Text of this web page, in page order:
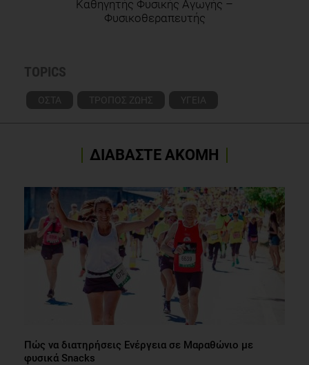
Καθηγητής Φυσικής Αγωγής –
Φυσικοθεραπευτής
TOPICS
ΟΣΤΑ ΤΡΟΠΟΣ ΖΩΗΣ ΥΓΕΙΑ
ΔΙΑΒΑΣΤΕ ΑΚΟΜΗ
Πώς να διατηρήσεις Ενέργεια σε Μαραθώνιο με
φυσικά Snacks